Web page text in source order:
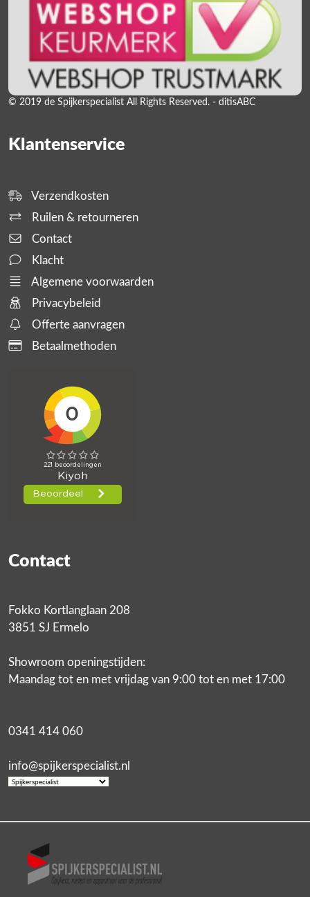
© 2019 de Spijkerspecialist All Rights Reserved. - ditisABC
Klantenservice
Verzendkosten
Ruilen & retourneren
Contact
Klacht
Algemene voorwaarden
Privacybeleid
Offerte aanvragen
Betaalmethoden
Contact
Fokko Kortlanglaan 208
3851 SJ Ermelo
Showroom openingstijden:
Maandag tot en met vrijdag van 9:00 tot en met 17:00
0341 414 060
info@spijkerspecialist.nl